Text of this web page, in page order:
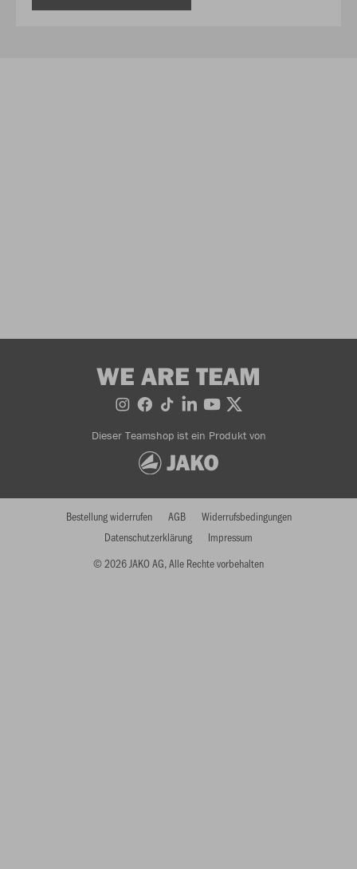
WE ARE TEAM
Dieser Teamshop ist ein Produkt von
© 2026 JAKO AG, Alle Rechte vorbehalten
Bestellung widerrufen AGB
Widerrufsbedingungen
Datenschutzerklärung
Impressum